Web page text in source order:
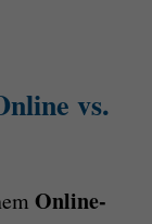
vs.
Online-